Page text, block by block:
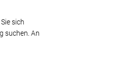
sich
suchen. An